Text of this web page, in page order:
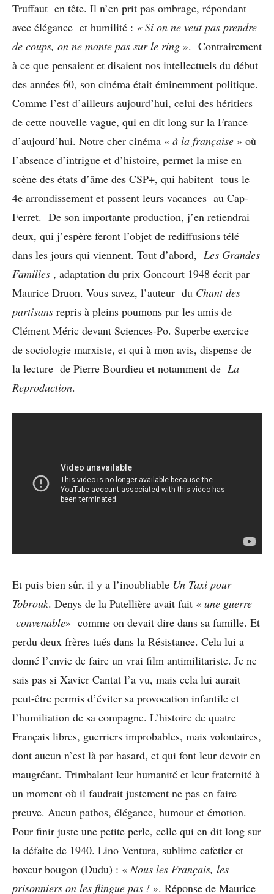
Truffaut en tête. Il n’en prit pas ombrage, répondant
avec élégance et humilité : « Si on ne veut pas prendre
de coups, on ne monte pas sur le ring ». Contrairement
à ce que pensaient et disaient nos intellectuels du début
des années 60, son cinéma était éminemment politique.
Comme l’est d’ailleurs aujourd’hui, celui des héritiers
de cette nouvelle vague, qui en dit long sur la France
d’aujourd’hui. Notre cher cinéma « à la française » où
l’absence d’intrigue et d’histoire, permet la mise en
scène des états d’âme des CSP+, qui habitent tous le
4e arrondissement et passent leurs vacances au Cap-
Ferret. De son importante production, j’en retiendrai
deux, qui j’espère feront l’objet de rediffusions télé
dans les jours qui viennent. Tout d’abord, Les Grandes
Familles , adaptation du prix Goncourt 1948 écrit par
Maurice Druon. Vous savez, l’auteur du Chant des
partisans repris à pleins poumons par les amis de
Clément Méric devant Sciences-Po. Superbe exercice
de sociologie marxiste, et qui à mon avis, dispense de
la lecture de Pierre Bourdieu et notamment de La
Reproduction.
Et puis bien sûr, il y a l’inoubliable Un Taxi pour
Tobrouk. Denys de la Patellière avait fait « une guerre
convenable» comme on devait dire dans sa famille. Et
perdu deux frères tués dans la Résistance. Cela lui a
donné l’envie de faire un vrai film antimilitariste. Je ne
sais pas si Xavier Cantat l’a vu, mais cela lui aurait
peut-être permis d’éviter sa provocation infantile et
l’humiliation de sa compagne. L’histoire de quatre
Français libres, guerriers improbables, mais volontaires,
dont aucun n’est là par hasard, et qui font leur devoir en
maugréant. Trimbalant leur humanité et leur fraternité à
un moment où il faudrait justement ne pas en faire
preuve. Aucun pathos, élégance, humour et émotion.
Pour finir juste une petite perle, celle qui en dit long sur
la défaite de 1940. Lino Ventura, sublime cafetier et
boxeur bougon (Dudu) : « Nous les Français, les
prisonniers on les flingue pas ! ». Réponse de Maurice